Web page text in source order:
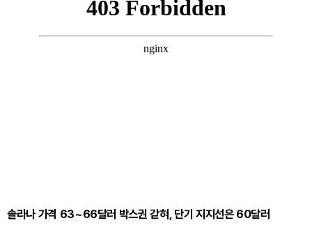
솔라나 가격 63~66달러 박스권 갇혀, 단기 지지선은 60달러